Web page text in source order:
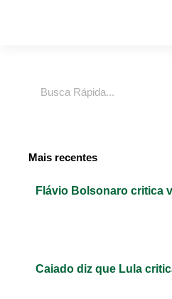
Mais recentes
Flávio Bolsonaro critica
Caiado diz que Lula